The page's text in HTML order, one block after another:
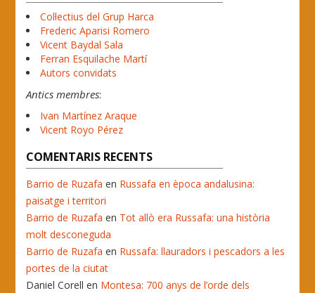
Col·lectius del Grup Harca
Frederic Aparisi Romero
Vicent Baydal Sala
Ferran Esquilache Martí
Autors convidats
Antics membres:
Ivan Martínez Araque
Vicent Royo Pérez
COMENTARIS RECENTS
Barrio de Ruzafa en Russafa en època andalusina:
paisatge i territori
Barrio de Ruzafa en Tot allò era Russafa: una història
molt desconeguda
Barrio de Ruzafa en Russafa: llauradors i pescadors a les
portes de la ciutat
Daniel Corell en Montesa: 700 anys de l’orde dels